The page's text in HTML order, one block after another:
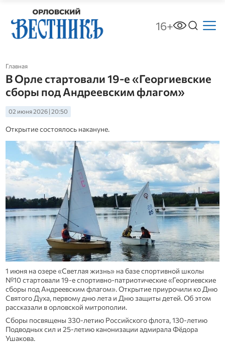
16+
Главная
В Орле стартовали 19-е «Георгиевские
сборы под Андреевским флагом»
02 июня 2026 | 20:50
Открытие состоялось накануне.
1 июня на озере «Светлая жизнь» на базе спортивной школы
№10 стартовали 19-е спортивно-патриотические «Георгиевские
сборы под Андреевским флагом». Открытие приурочили ко Дню
Святого Духа, первому дню лета и Дню защиты детей. Об этом
рассказали в орловской митрополии.
Сборы посвящены 330-летию Российского флота, 130-летию
Подводных сил и 25-летию канонизации адмирала Фёдора
Ушакова.